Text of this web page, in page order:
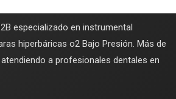
especializado en instrumental
hiperbáricas o2 Bajo Presión. Más de
a profesionales dentales en